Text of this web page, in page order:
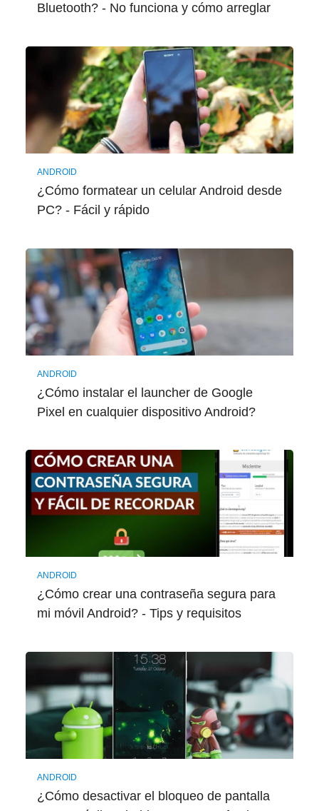
Bluetooth? - No funciona y cómo arreglar
ANDROID
¿Cómo formatear un celular Android desde
PC? - Fácil y rápido
ANDROID
¿Cómo instalar el launcher de Google
Pixel en cualquier dispositivo Android?
ANDROID
¿Cómo crear una contraseña segura para
mi móvil Android? - Tips y requisitos
ANDROID
¿Cómo desactivar el bloqueo de pantalla